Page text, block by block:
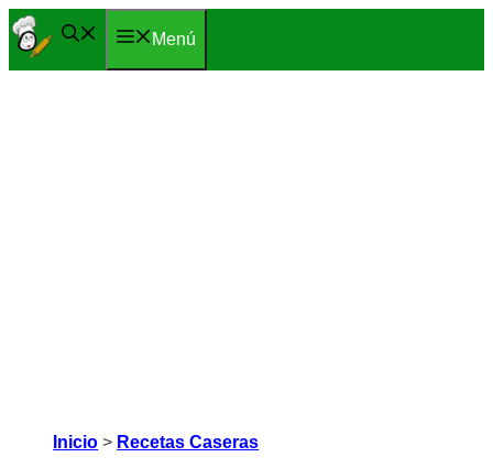
Saltar
al
Menú
Inicio > Recetas Caseras